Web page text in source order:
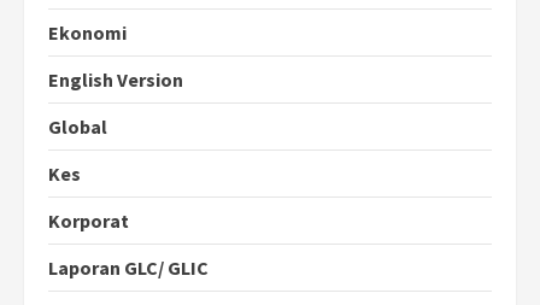
Ekonomi
English Version
Global
Kes
Korporat
Laporan GLC/ GLIC